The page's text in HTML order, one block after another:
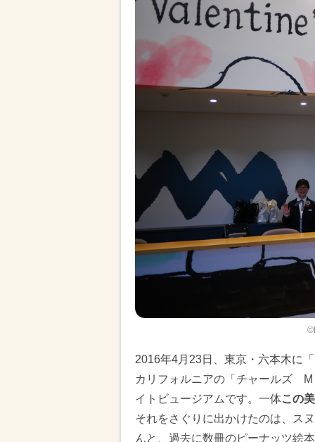
2016年4月23日、東京・六本木に「
カリフォルニアの「チャールズ M
イトビュージアムです。一体この
それをさぐりに出かけたのは、ス
んと、過去に数冊のピーナッツ絵